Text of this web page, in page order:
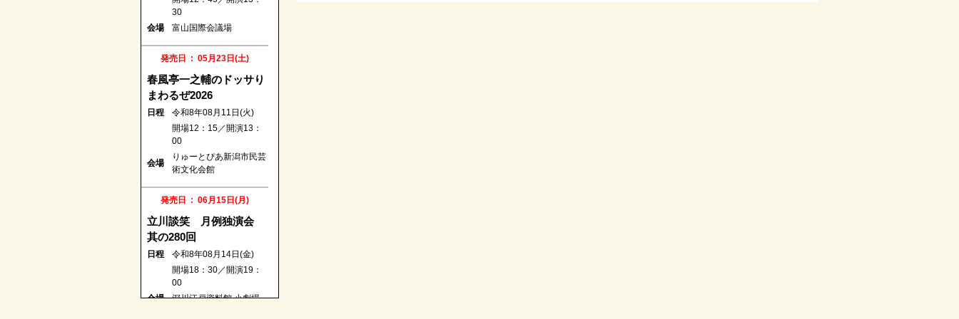
30
浦添市てだこホール
発売日 : 08月24日(月)
日程
令和8年12月22日(火)
開場18：00／開演18：
30
日本橋劇場（中央区立日
本橋公会堂）
発売日 : 08月26日(水)
こみち噺 饗宴 四人の
日程
令和8年12月09日(水)
開場18：00／開演18：
30
なかのZERO 小ホール
30
会場
富山国際会議場
発売日 : 05月23日(土)
春風亭一之輔のドッサり
まわるぜ2026
日程
令和8年08月11日(火)
開場12：15／開演13：
00
会場
りゅーとぴあ新潟市民芸
術文化会館
発売日 : 06月15日(月)
立川談笑 月例独演会
其の280回
日程
令和8年08月14日(金)
開場18：30／開演19：
00
会場
深川江戸資料館 小劇場